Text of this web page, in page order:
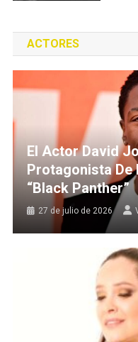
ACTORES
El Actor David
Protagonista De
“Black Panther”
27 de julio de 2026